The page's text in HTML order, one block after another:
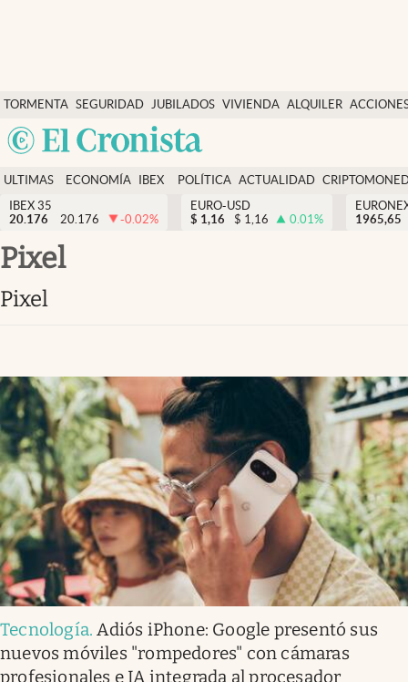
TORMENTA SEGURIDAD
SOCIAL
JUBILADOS VIVIENDA ALQUILER
USA
Economía y finanzas
Política
Actualidad
Criptomonedas
ULTIMAS
NOTICIAS
ECONOMÍA
FINANZAS
IBEX
EURO
POLÍTICA ACTUALIDAD
IBEX 35
20.176
20.176 -0.02%
EURO-USD
$ 1,16 $ 1,16 0.01%
1965,65
pixel
pixel
Tecnología.Adiós iPhone: Google presentó sus
nuevos móviles "rompedores" con cámaras
profesionales e IA integrada al procesador